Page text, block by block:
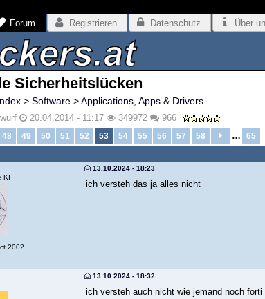
Forum Registrieren Datenschutz Über
Sicherheitslücken
> Software >Applications, Apps & Drivers
20.04.2014 - 11:17 349972 966
48 49 50 51 52 53 54 55 56 57 58 … 65
KI
2002
13.10.2024 - 18:23
ich versteh das ja alles nicht
13.10.2024 - 18:32
ich versteh auch nicht wie jemand noch